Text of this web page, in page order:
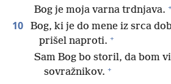
Bog je moja varna trdnjava. +
10 Bog, ki je do mene iz srca
prišel naproti. +
Sam Bog bo storil, da bom
sovražnikov. +